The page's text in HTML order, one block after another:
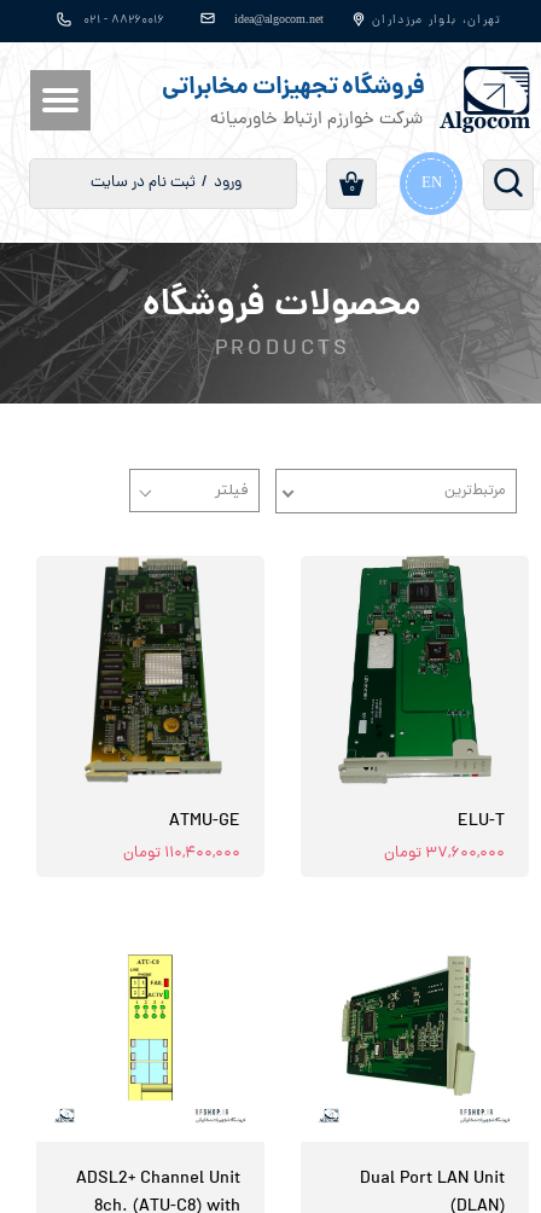
۸۸۲۶۰۰۱۶ - ۰۲۱ ​​​​​​​​​​​​​​idea@algocom.net تهران، بلوار مرزداران
فروشگاه تجهیزات مخابراتی
شرکت خوارزم ارتباط خاورمیانه
ورود / ثبت نام در سایت
حساب کاربری من
تغییر گذر واژه
سفارشات
خروج از حساب کاربری
۰ EN
محصولات فروشگاه
PRODUCTS
مرتبط‌ترین
ELU-T
۳۷,۶۰۰,۰۰۰ تومان
ATMU-GE
۱۱۰,۴۰۰,۰۰۰ تومان
Dual Port LAN Unit
ADSL2+ Channel Unit